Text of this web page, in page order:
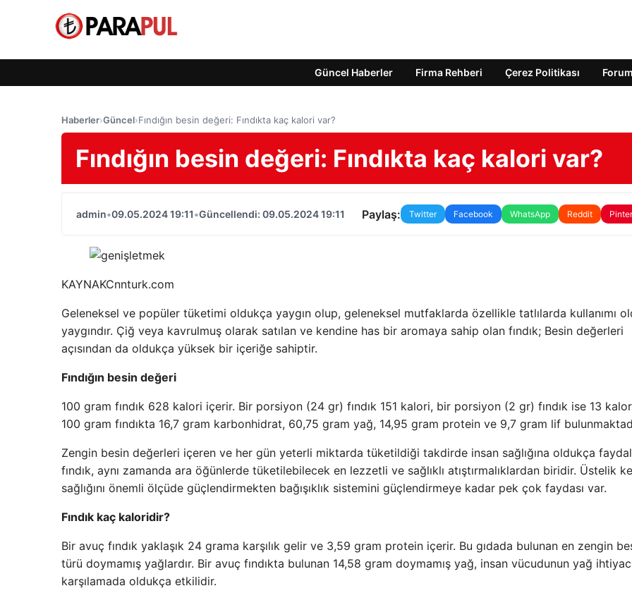
Güncel Haberler Firma Rehberi Çerez Politikası Forum
Haberler›Güncel›Fındığın besin değeri: Fındıkta kaç kalori var?
Fındığın besin değeri: Fındıkta kaç kalori var?
admin•09.05.2024 19:11•Güncellendi: 09.05.2024 19:11 Paylaş: Twitter Facebook WhatsApp Reddit
KAYNAKCnnturk.com
Geleneksel ve popüler tüketimi oldukça yaygın olup, geleneksel mutfaklarda özellikle tatlılarda kullanımı
yaygındır. Çiğ veya kavrulmuş olarak satılan ve kendine has bir aromaya sahip olan fındık; Besin değerleri
açısından da oldukça yüksek bir içeriğe sahiptir.
Fındığın besin değeri
100 gram fındık 628 kalori içerir. Bir porsiyon (24 gr) fındık 151 kalori, bir porsiyon (2 gr) fındık ise 13
100 gram fındıkta 16,7 gram karbonhidrat, 60,75 gram yağ, 14,95 gram protein ve 9,7 gram lif
Zengin besin değerleri içeren ve her gün yeterli miktarda tüketildiği takdirde insan sağlığına oldukça
fındık, aynı zamanda ara öğünlerde tüketilebilecek en lezzetli ve sağlıklı atıştırmalıklardan biridir. Üstelik
sağlığını önemli ölçüde güçlendirmekten bağışıklık sistemini güçlendirmeye kadar pek çok faydası var.
Fındık kaç kaloridir?
Bir avuç fındık yaklaşık 24 grama karşılık gelir ve 3,59 gram protein içerir. Bu gıdada bulunan en zengin
türü doymamış yağlardır. Bir avuç fındıkta bulunan 14,58 gram doymamış yağ, insan vücudunun yağ
karşılamada oldukça etkilidir.